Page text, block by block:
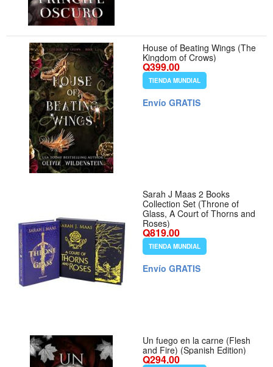
House of Beating Wings (The
Kingdom of Crows)
Q399.00
TIENDA MUNDIAL
Envío GRATIS
Sarah J Maas 2 Books
Collection Set (Throne of
Glass, A Court of Thorns and
Roses)
Q819.00
TIENDA MUNDIAL
Envío GRATIS
Un fuego en la carne (Flesh
and Fire) (Spanish Edition)
Q294.00